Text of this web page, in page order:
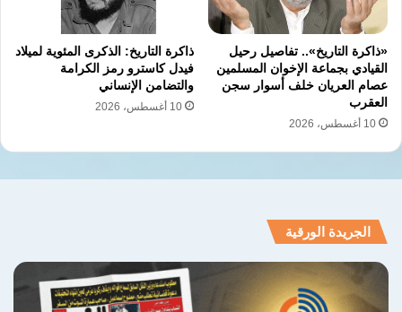
أن أقدم دائمًا أعمالًا تترك أثرًا جيدًا عند الناس.
نسخ الرابط
«ذاكرة التاريخ».. تفاصيل رحيل
القيادي بجماعة الإخوان المسلمين
عصام العريان خلف أسوار سجن
العقرب
10 أغسطس، 2026
ذاكرة التاريخ: الذكرى المئوية لميلاد
فيدل كاسترو رمز الكرامة
والتضامن الإنساني
10 أغسطس، 2026
الجريدة الورقية